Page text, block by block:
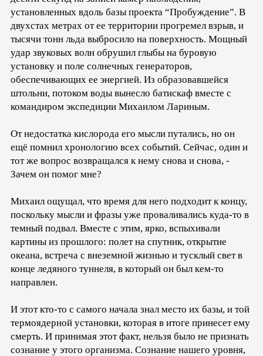
установленных вдоль базы проекта “Пробуждение”. В
двухстах метрах от ее территории прогремел взрыв, и
тысячи тонн льда выбросило на поверхность. Мощный
удар звуковых волн обрушил глыбы на буровую
установку и поле солнечных генераторов,
обеспечивающих ее энергией. Из образовавшейся
штольни, потоком воды вынесло батискаф вместе с
командиром экспедиции Михаилом Лариным.
От недостатка кислорода его мысли путались, но он
ещё помнил хронологию всех событий. Сейчас, один и
тот же вопрос возвращался к нему снова и снова, -
Зачем он помог мне?
Михаил ощущал, что время для него подходит к концу,
поскольку мысли и фразы уже проваливались куда-то в
темный подвал. Вместе с этим, ярко, вспыхивали
картины из прошлого: полет на спутник, открытие
океана, встреча с внеземной жизнью и тусклый свет в
конце ледяного туннеля, в который он был кем-то
направлен.
И этот кто-то с самого начала знал место их базы, и той
термоядерной установки, которая в итоге принесет ему
смерть. И принимая этот факт, нельзя было не признать
сознание у этого организма. Сознание нашего уровня,